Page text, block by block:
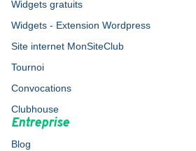
Widgets gratuits
Widgets - Extension Wordpress
Site internet MonSiteClub
Tournoi
Convocations
Clubhouse
Entreprise
Blog